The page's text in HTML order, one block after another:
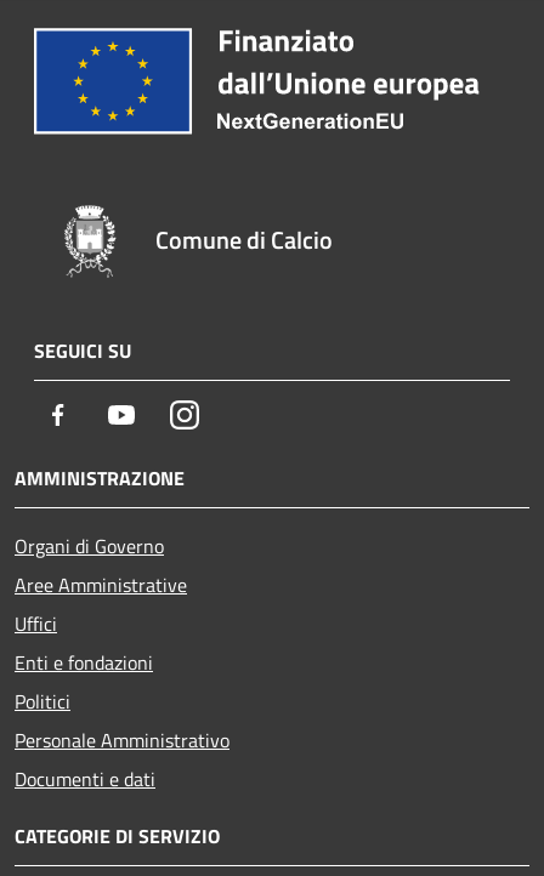
Comune di Calcio
SEGUICI SU
Facebook YoutubeInstagram
AMMINISTRAZIONE
Organi di Governo
Aree Amministrative
Uffici
Enti e fondazioni
Politici
Personale Amministrativo
Documenti e dati
CATEGORIE DI SERVIZIO